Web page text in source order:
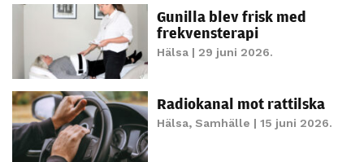
Gunilla blev frisk med
frekvensterapi
Hälsa| 29 juni 2026.
Radiokanal mot rattilska
Hälsa, Samhälle | 15 juni 2026.
hur hemsidan
används.
För att vår
hemsida ska